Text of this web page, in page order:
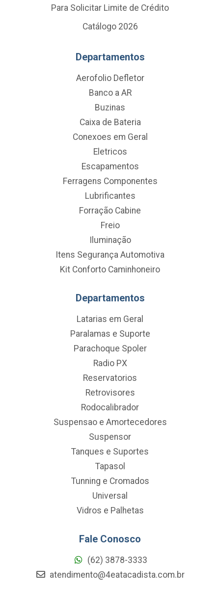
Para Solicitar Limite de Crédito
Catálogo 2026
Departamentos
Aerofolio Defletor
Banco a AR
Buzinas
Caixa de Bateria
Conexoes em Geral
Eletricos
Escapamentos
Ferragens Componentes
Lubrificantes
Forração Cabine
Freio
Iluminação
Itens Segurança Automotiva
Kit Conforto Caminhoneiro
Departamentos
Latarias em Geral
Paralamas e Suporte
Parachoque Spoler
Radio PX
Reservatorios
Retrovisores
Rodocalibrador
Suspensao e Amortecedores
Suspensor
Tanques e Suportes
Tapasol
Tunning e Cromados
Universal
Vidros e Palhetas
Fale Conosco
(62) 3878-3333
atendimento@4eatacadista.com.br